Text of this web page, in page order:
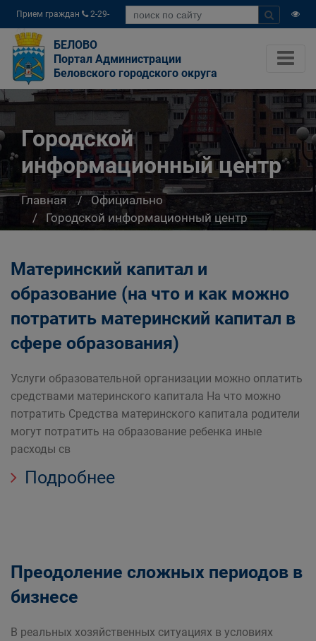
Прием граждан
2-29-
04
БЕЛОВО
Портал Администрации
Беловского городского округа
Городской
информационный центр
Главная
Официально
Городской информационный центр
Материнский капитал и
образование (на что и как можно
потратить материнский капитал в
сфере образования)
Услуги образовательной организации можно оплатить
средствами материнского капитала На что можно
потратить Средства материнского капитала родители
могут потратить на образование ребенка иные
расходы св
Подробнее
Преодоление сложных периодов в
бизнесе
В реальных хозяйственных ситуациях в условиях